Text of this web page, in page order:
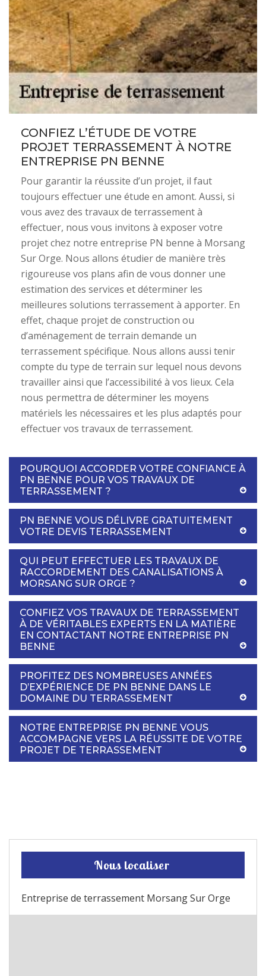
CONFIEZ L’ÉTUDE DE VOTRE
PROJET TERRASSEMENT À NOTRE
ENTREPRISE PN BENNE
Pour garantir la réussite d’un projet, il faut
toujours effectuer une étude en amont. Aussi, si
vous avez des travaux de terrassement à
effectuer, nous vous invitons à exposer votre
projet chez notre entreprise PN benne à Morsang
Sur Orge. Nous allons étudier de manière très
rigoureuse vos plans afin de vous donner une
estimation des services et déterminer les
meilleures solutions terrassement à apporter. En
effet, chaque projet de construction ou
d’aménagement de terrain demande un
terrassement spécifique. Nous allons aussi tenir
compte du type de terrain sur lequel nous devons
travailler ainsi que l’accessibilité à vos lieux. Cela
nous permettra de déterminer les moyens
matériels les nécessaires et les plus adaptés pour
effectuer vos travaux de terrassement.
POURQUOI ACCORDER VOTRE CONFIANCE À
PN BENNE POUR VOS TRAVAUX DE
TERRASSEMENT ?
PN BENNE VOUS DÉLIVRE GRATUITEMENT
VOTRE DEVIS TERRASSEMENT
QUI PEUT EFFECTUER LES TRAVAUX DE
RACCORDEMENT DES CANALISATIONS À
MORSANG SUR ORGE ?
CONFIEZ VOS TRAVAUX DE TERRASSEMENT
À DE VÉRITABLES EXPERTS EN LA MATIÈRE
EN CONTACTANT NOTRE ENTREPRISE PN
BENNE
PROFITEZ DES NOMBREUSES ANNÉES
D’EXPÉRIENCE DE PN BENNE DANS LE
DOMAINE DU TERRASSEMENT
NOTRE ENTREPRISE PN BENNE VOUS
ACCOMPAGNE VERS LA RÉUSSITE DE VOTRE
PROJET DE TERRASSEMENT
Nous localiser
Entreprise de terrassement Morsang Sur Orge